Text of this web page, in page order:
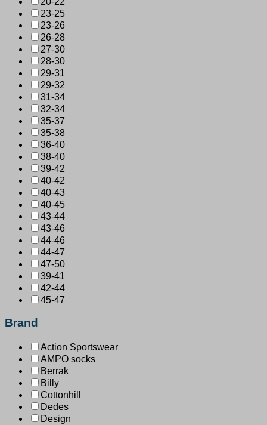
23-25
23-26
26-28
27-30
28-30
29-31
29-32
31-34
32-34
35-37
35-38
36-40
38-40
39-42
40-42
40-43
40-45
43-44
43-46
44-46
44-47
47-50
39-41
42-44
45-47
Brand
Action Sportswear
AMPO socks
Berrak
Billy
Cottonhill
Dedes
Design